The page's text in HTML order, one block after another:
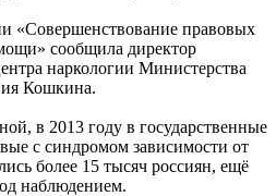
«Совершенствование правовых
сообщила директор
наркологии Министерства
Кошкина.
в 2013 году в государственные
с синдромом зависимости от
более 15 тысяч россиян, ещё
наблюдением.